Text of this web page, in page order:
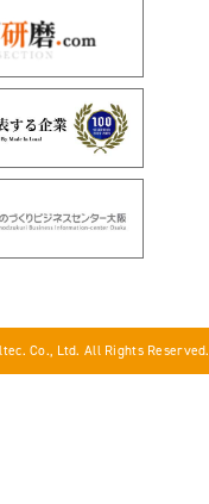
Co., Ltd. All Rights Reserved.